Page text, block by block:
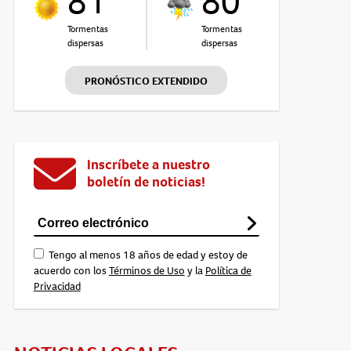
Tormentas
dispersas
Tormentas
dispersas
PRONÓSTICO EXTENDIDO
Inscríbete a nuestro
boletín de noticias!
Tengo al menos 18 años de edad y estoy de
acuerdo con losTérminos de Uso y la Política de
Privacidad